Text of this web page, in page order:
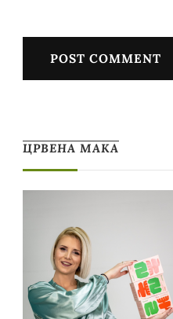
ЦРВЕНА МАКА